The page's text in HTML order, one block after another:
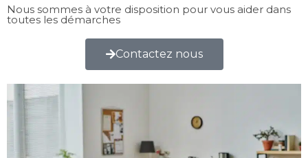
Nous sommes à votre disposition pour vous aider dans
toutes les démarches
Contactez nous